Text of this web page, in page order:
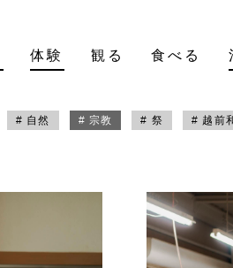
体験 観る 食べる
# 自然 # 宗教 # 祭 # 越前